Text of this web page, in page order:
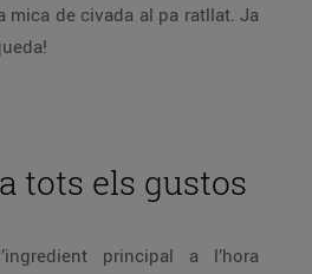
mica de civada al pa ratllat. Ja
tots els gustos
principal a l’hora